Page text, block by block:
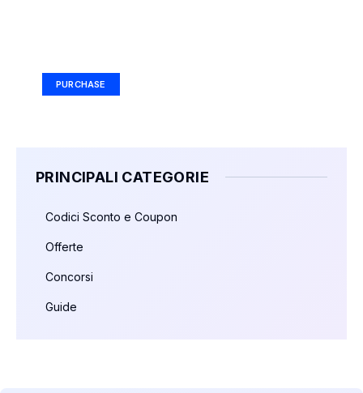
PURCHASE
PRINCIPALI CATEGORIE
Codici Sconto e Coupon
Offerte
Concorsi
Guide